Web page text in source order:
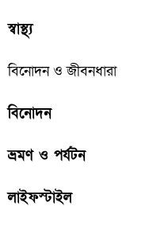
স্বাস্থ্য
বিনোদন ও জীবনধারা
বিনোদন
ভ্রমণ ও পর্যটন
লাইফস্টাইল